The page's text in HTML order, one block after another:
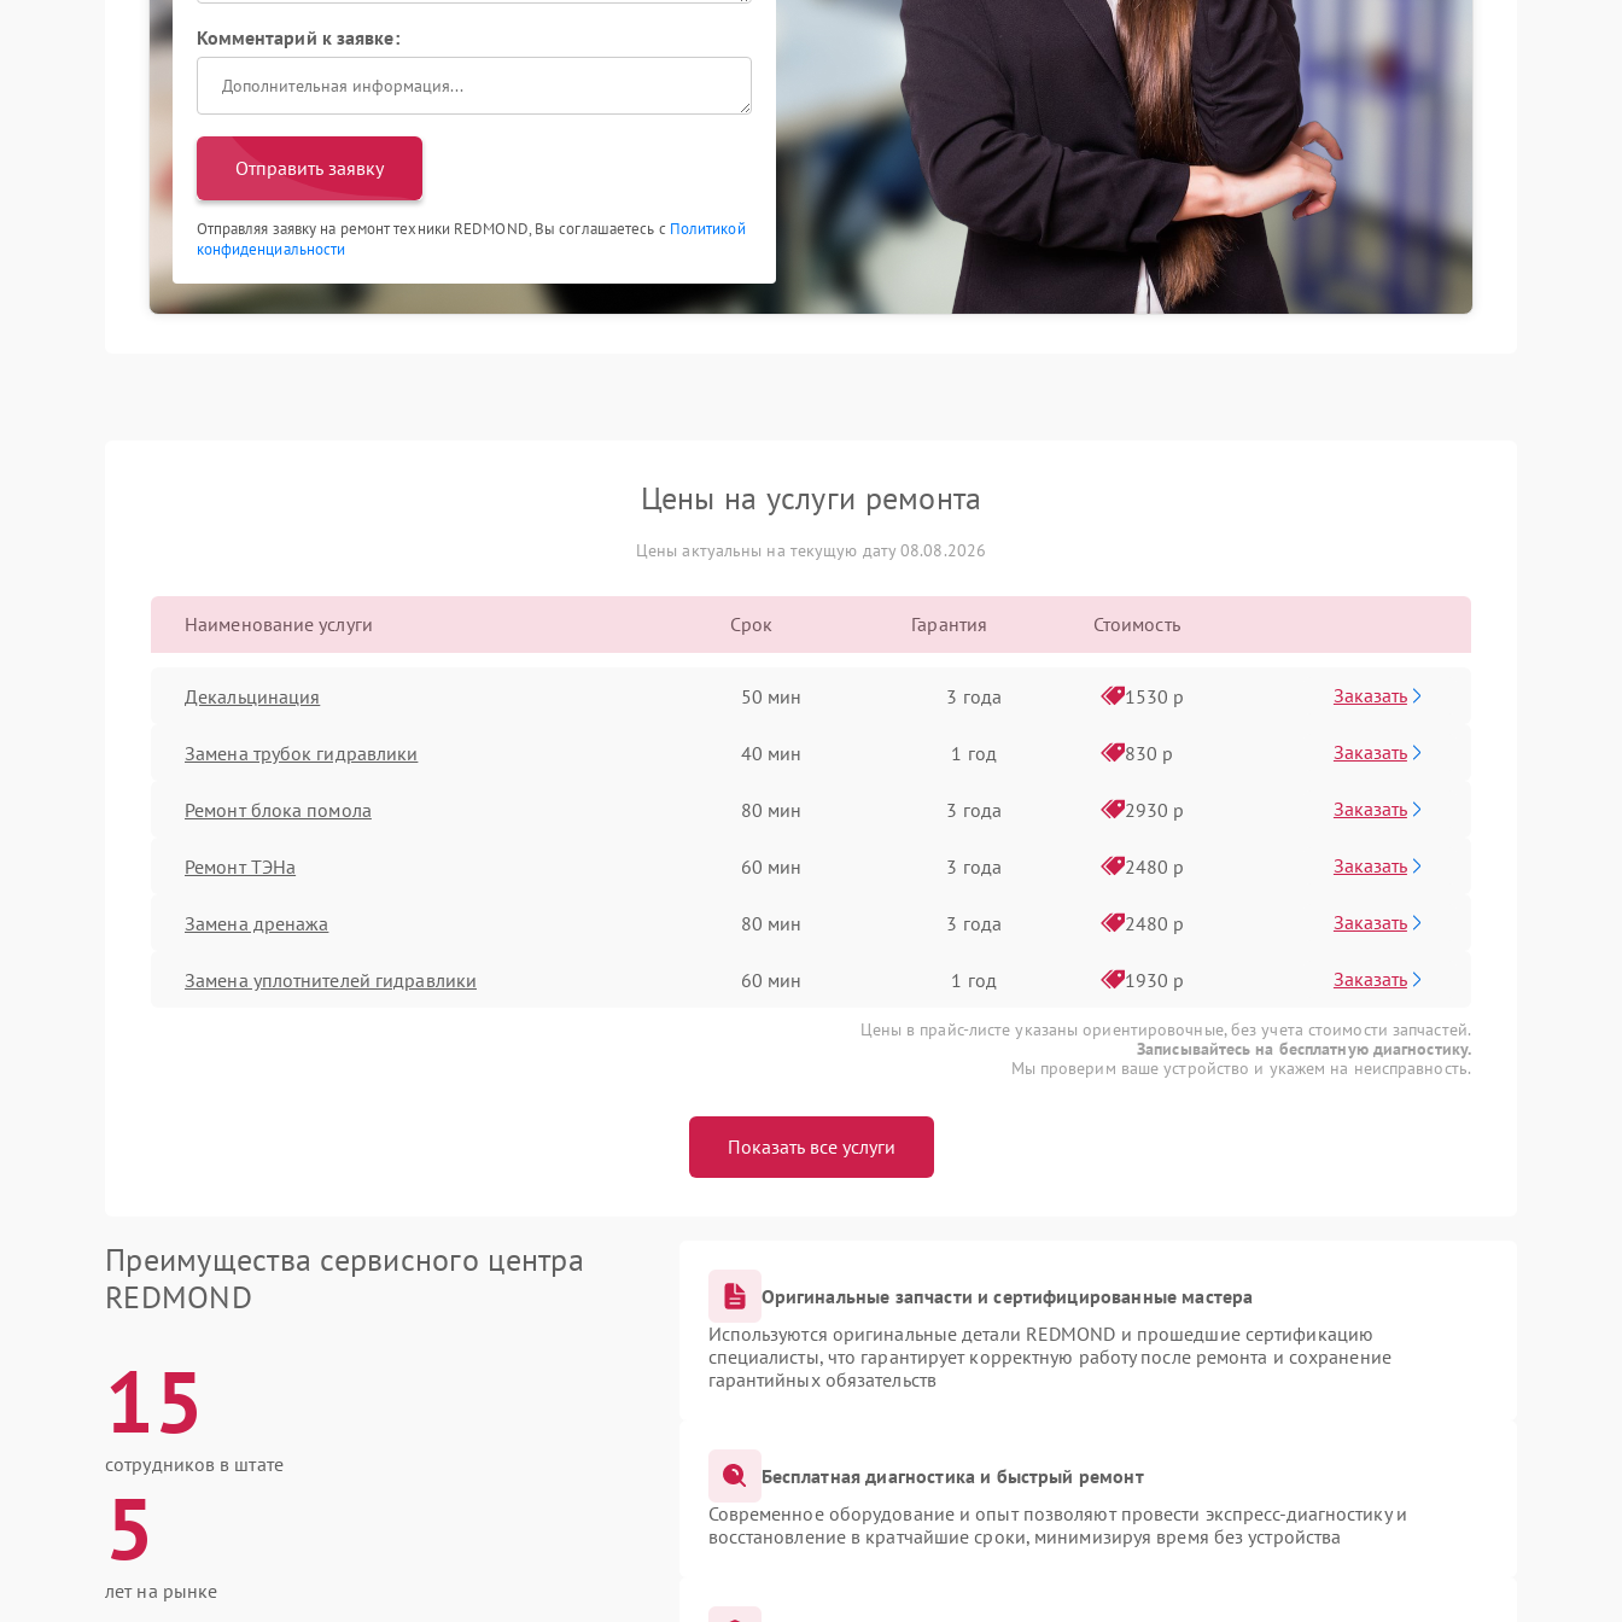
Комментарий к заявке:
Отправить заявку
Отправляя заявку на ремонт техники REDMOND, Вы соглашаетесь с Политикой
конфиденциальности
Цены на услуги ремонта
Цены актуальны на текущую дату 08.08.2026
Наименование услуги Срок Гарантия Стоимость
Декальцинация 50 мин 3 года 1530 р Заказать
Замена трубок гидравлики 40 мин 1 год 830 р Заказать
Ремонт блока помола 80 мин 3 года 2930 р Заказать
Ремонт ТЭНа 60 мин 3 года 2480 р Заказать
Замена дренажа 80 мин 3 года 2480 р Заказать
Замена уплотнителей гидравлики 60 мин 1 год 1930 р Заказать
Цены в прайс-листе указаны ориентировочные, без учета стоимости запчастей.
Записывайтесь на бесплатную диагностику.
Мы проверим ваше устройство и укажем на неисправность.
Показать все услуги
Преимущества сервисного центра
REDMOND
15
сотрудников в штате
5
лет на рынке
Оригинальные запчасти и сертифицированные мастера
Используются оригинальные детали REDMOND и прошедшие сертификацию
специалисты, что гарантирует корректную работу после ремонта и сохранение
гарантийных обязательств
Бесплатная диагностика и быстрый ремонт
Современное оборудование и опыт позволяют провести экспресс-диагностику и
восстановление в кратчайшие сроки, минимизируя время без устройства